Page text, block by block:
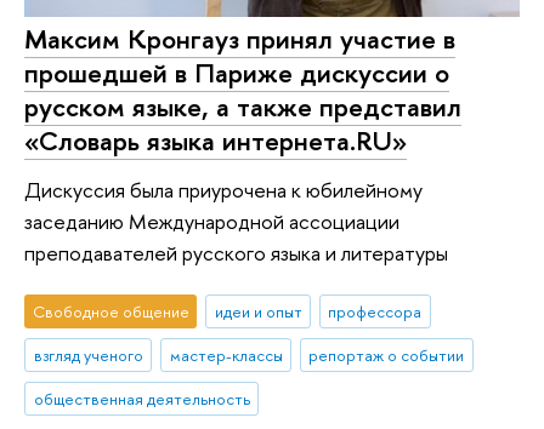
Максим Кронгауз принял участие в
прошедшей в Париже дискуссии о
русском языке, а также представил
«Словарь языка интернета.RU»
Дискуссия была приурочена к юбилейному
заседанию Международной ассоциации
преподавателей русского языка и литературы
Свободное общение идеи и опыт
профессора
взгляд ученого
мастер-классы
репортаж о событии
общественная деятельность